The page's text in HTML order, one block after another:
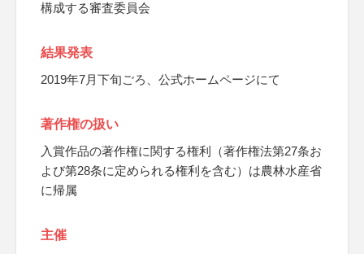
構成する審査委員会
結果発表
2019年7月下旬ごろ、公式ホームページにて
著作権の扱い
入賞作品の著作権に関する権利（著作権法第27条お
よび第28条に定められる権利を含む）は農林水産省
に帰属
主催